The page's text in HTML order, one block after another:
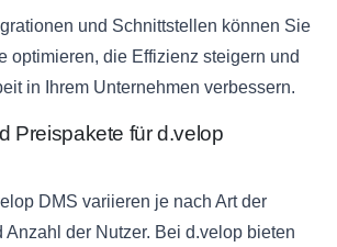
und Schnittstellen können Sie
optimieren, die Effizienz steigern und
in Ihrem Unternehmen verbessern.
Preispakete für d.velop
DMS variieren je nach Art der
Anzahl der Nutzer. Bei d.velop bieten